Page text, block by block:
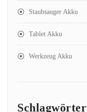
Staubsauger Akku
Tablet Akku
Werkzeug Akku
Schlagwörter